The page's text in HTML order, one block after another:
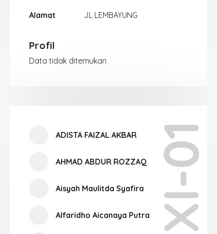
Alamat JL LEMBAYUNG
Profil
Data tidak ditemukan
XI-01
ADISTA FAIZAL AKBAR
AHMAD ABDUR ROZZAQ
Aisyah Maulitda Syafira
Alfaridho Aicanaya Putra